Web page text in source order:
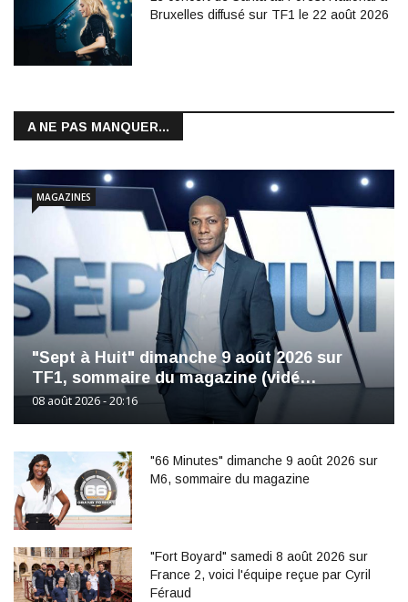
Bruxelles diffusé sur TF1 le 22 août 2026
A NE PAS MANQUER...
"Sept à Huit" dimanche 9 août 2026 sur
TF1, sommaire du magazine (vidé…
08 août 2026 - 20:16
MAGAZINES
"66 Minutes" dimanche 9 août 2026 sur
M6, sommaire du magazine
"Fort Boyard" samedi 8 août 2026 sur
France 2, voici l'équipe reçue par Cyril
Féraud